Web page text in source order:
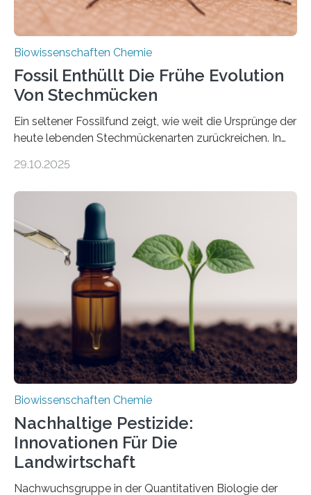
Biowissenschaften Chemie
Fossil Enthüllt Die Frühe Evolution
Von Stechmücken
Ein seltener Fossilfund zeigt, wie weit die Ursprünge der
heute lebenden Stechmückenarten zurückreichen. In
Forschende die bisher älteste bekannte Stechmücken-
Region Kachin in Myanmar und hat sich in
ausgezeichnetem Zustand erhalten. Es konnte als neue
Art einer neuen Gattung beschrieben werden und trägt
nun den Namen Cretosabethes primaevus. Dieser erste
fossile Nachweis einer Stechmückenlarve in Bernstein
stellt gleichzeitig den ersten Fossilfund einer
Mückenlarve aus dem Mesozoikum dar, denn…
29.10.2025
Biowissenschaften Chemie
Nachhaltige Pestizide:
Innovationen Für Die
Landwirtschaft
Nachwuchsgruppe in der Quantitativen Biologie der